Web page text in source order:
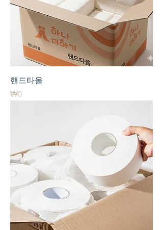
핸드타올
가격
₩0